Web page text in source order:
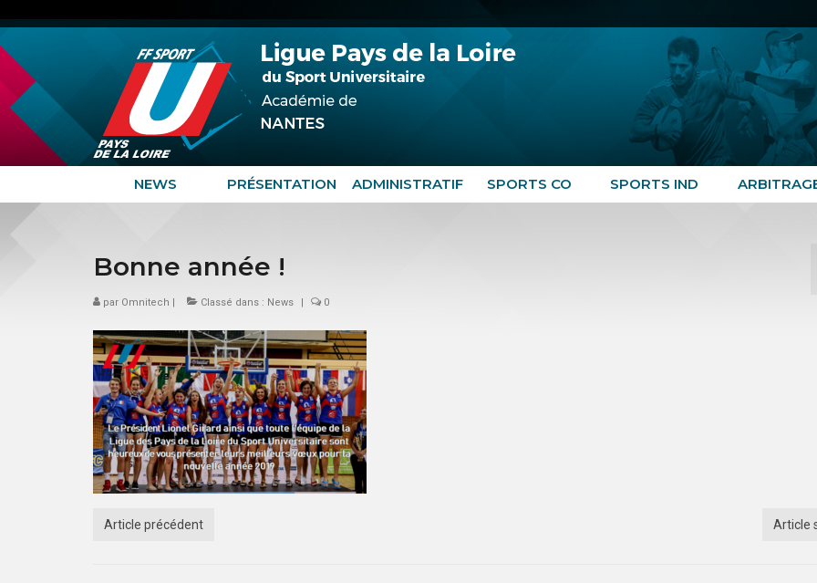
NEWS PRÉSENTATION ADMINISTRATIF SPORTS CO SPORTS IND
Bonne année !
par Omnitech | Classé dans : News | 0
Article précédent Article